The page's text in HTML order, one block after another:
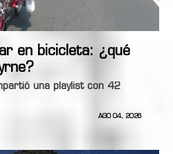
en bicicleta: ¿qué
una playlist con 42
AGO 04, 2026